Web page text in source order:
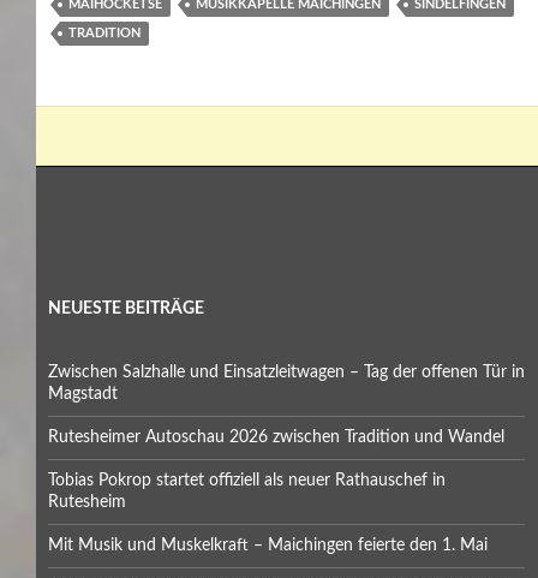
MAIHOCKETSE MUSIKKAPELLE MAICHINGEN SINDELFINGEN
TRADITION
NEUESTE BEITRÄGE
Zwischen Salzhalle und Einsatzleitwagen – Tag der offenen Tür in
Magstadt
Rutesheimer Autoschau 2026 zwischen Tradition und Wandel
Tobias Pokrop startet offiziell als neuer Rathauschef in
Rutesheim
Mit Musik und Muskelkraft – Maichingen feierte den 1. Mai